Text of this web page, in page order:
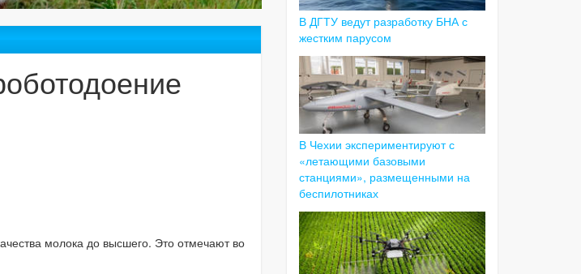
молока до высшего. Это отмечают во
В ДГТУ ведут разработку БНА с
жестким парусом
В Чехии экспериментируют с
«летающими базовыми
станциями», размещенными на
беспилотниках